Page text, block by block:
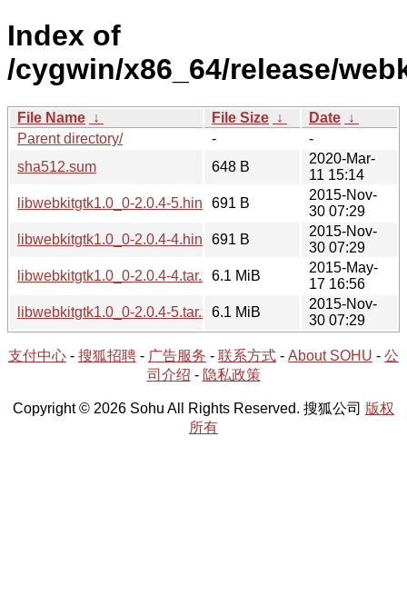
Index of
/cygwin/x86_64/release/
File Name ↓ File Size ↓ Date ↓
Parent directory/
-
-
sha512.sum
648 B
2020-Mar-
11 15:14
libwebkitgtk1.0_0-2.0.4-5.hint
691 B
2015-Nov-
30 07:29
libwebkitgtk1.0_0-2.0.4-4.hint
691 B
2015-Nov-
30 07:29
libwebkitgtk1.0_0-2.0.4-4.tar.xz6.1 MiB
2015-May-
17 16:56
libwebkitgtk1.0_0-2.0.4-5.tar.xz6.1 MiB
2015-Nov-
30 07:29
支付中心 - 搜狐招聘 - 广告服务 - 联系方式 - About SOHU - 公
司介绍 - 隐私政策
Copyright © 2026 Sohu All Rights Reserved. 搜狐公司 版权
所有